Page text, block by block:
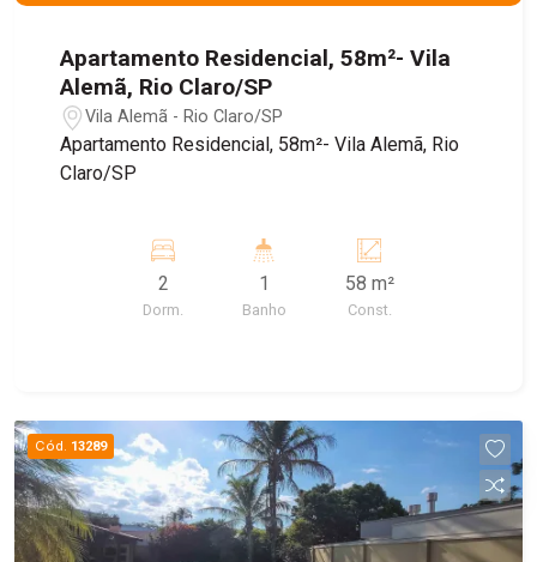
Apartamento Residencial, 58m²- Vila
Alemã, Rio Claro/SP
Vila Alemã - Rio Claro/SP
Apartamento Residencial, 58m²- Vila Alemã, Rio
Claro/SP
2
Dorm.
1
Banho
58 m²
Const.
Cód. 13289